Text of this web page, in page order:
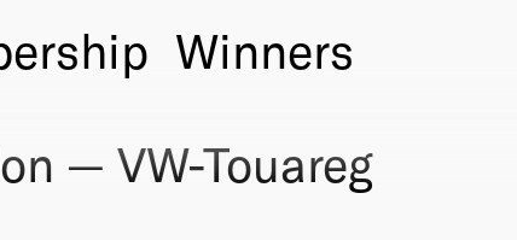
Winners
— VW-Touareg